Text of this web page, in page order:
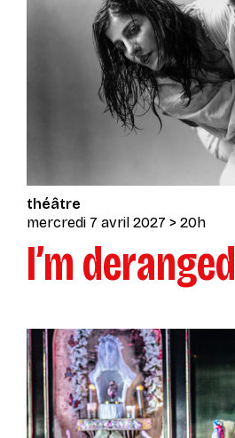
théâtre
mercredi 7 avril 2027 > 20h
I’m deranged